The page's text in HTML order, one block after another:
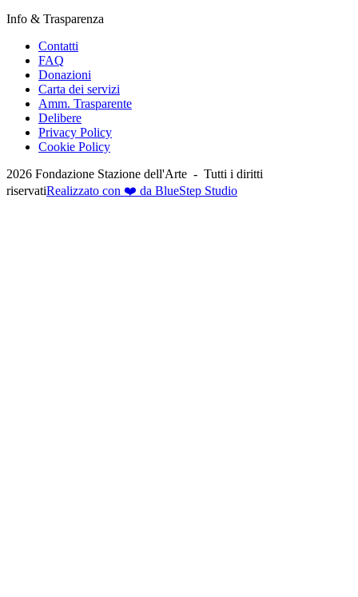
Info & Trasparenza
Contatti
FAQ
Donazioni
Carta dei servizi
Amm. Trasparente
Delibere
Privacy Policy
Cookie Policy
2026 Fondazione Stazione dell'Arte - Tutti i diritti
riservatiRealizzato con ❤️ da BlueStep Studio